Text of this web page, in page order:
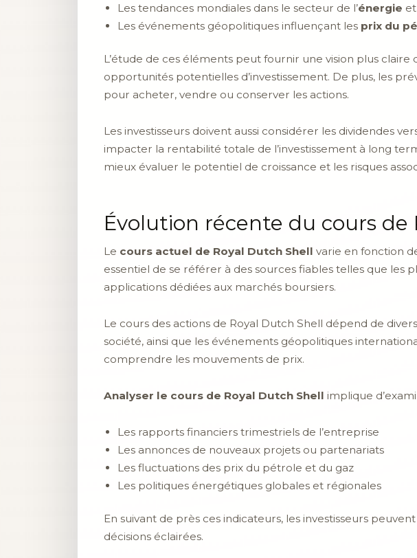
Les tendances mondiales dans le secteur de l’énergie
Les événements géopolitiques influençant les prix du
L’étude de ces éléments peut fournir une vision plus
opportunités potentielles d’investissement. De plus, les
pour acheter, vendre ou conserver les actions.
Les investisseurs doivent aussi considérer les dividendes
impacter la rentabilité totale de l’investissement à long
mieux évaluer le potentiel de croissance et les risques
Évolution récente du cours de
Le cours actuel de Royal Dutch Shell varie en fonction
essentiel de se référer à des sources fiables telles que les
applications dédiées aux marchés boursiers.
Le cours des actions de Royal Dutch Shell dépend de
société, ainsi que les événements géopolitiques
comprendre les mouvements de prix.
Analyser le cours de Royal Dutch Shell implique
Les rapports financiers trimestriels de l’entreprise
Les annonces de nouveaux projets ou partenariats
Les fluctuations des prix du pétrole et du gaz
Les politiques énergétiques globales et régionales
En suivant de près ces indicateurs, les investisseurs
décisions éclairées.